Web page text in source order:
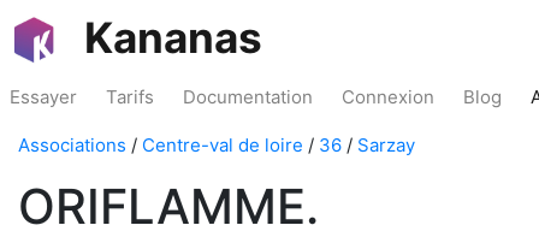
Kananas
Essayer Tarifs Documentation Connexion Blog
Associations / Centre-val de loire / 36 / Sarzay
ORIFLAMME.